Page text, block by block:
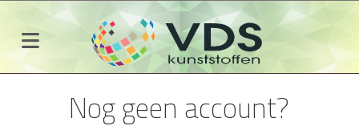
Nog geen account?